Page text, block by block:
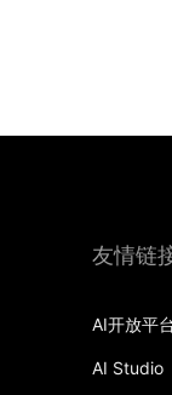
友情链
AI开放平
AI Studio